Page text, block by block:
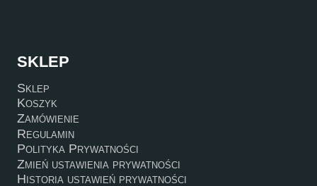
SKLEP
Sklep
Koszyk
Zamówienie
Regulamin
Polityka Prywatności
Zmień ustawienia prywatności
Historia ustawień prywatności